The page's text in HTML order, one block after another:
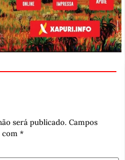
será publicado. Campos
com *